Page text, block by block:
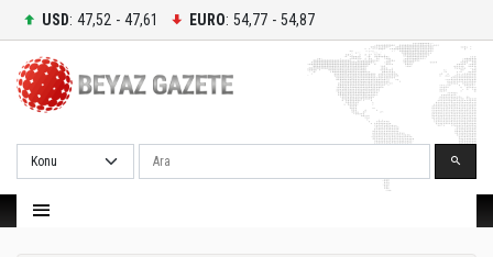
USD: 47,52 - 47,61 EURO: 54,77 - 54,87
Ara